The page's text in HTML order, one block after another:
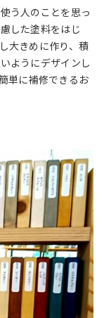
う人のことを思っ
した塗料をはじ
大きめに作り、積
ようにデザインし
単に補修できるお